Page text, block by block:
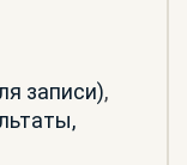
записи),